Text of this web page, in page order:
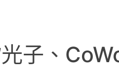
子、